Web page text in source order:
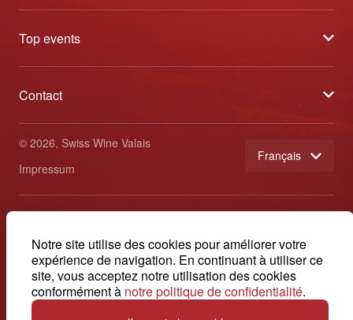
Notre site utilise des cookies pour améliorer votre
expérience de navigation. En continuant à utiliser ce
site, vous acceptez notre utilisation des cookies
conformément à notre politique de confidentialité.
À propos
Blog
Conditions générales de vente
Top events
Caves Ouvertes
Tavolata
Etoiles du Valais
Contact
Swiss Wine Valais - Avenue de la Gare 2 - CP 144 - 1964
Conthey - Suisse
+41 27 345 40 80
info@swisswinevalais.ch
© 2026, Swiss Wine Valais
Impressum
français